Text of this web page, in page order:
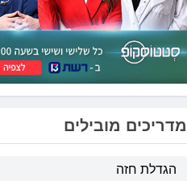
מדריכים מובילים
הגדלת חזה